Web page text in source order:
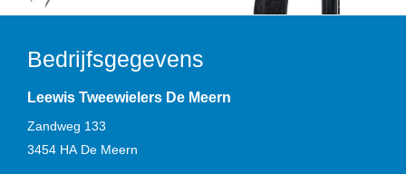
Bedrijfsgegevens
Leewis Tweewielers De Meern
Zandweg 133
3454 HA De Meern